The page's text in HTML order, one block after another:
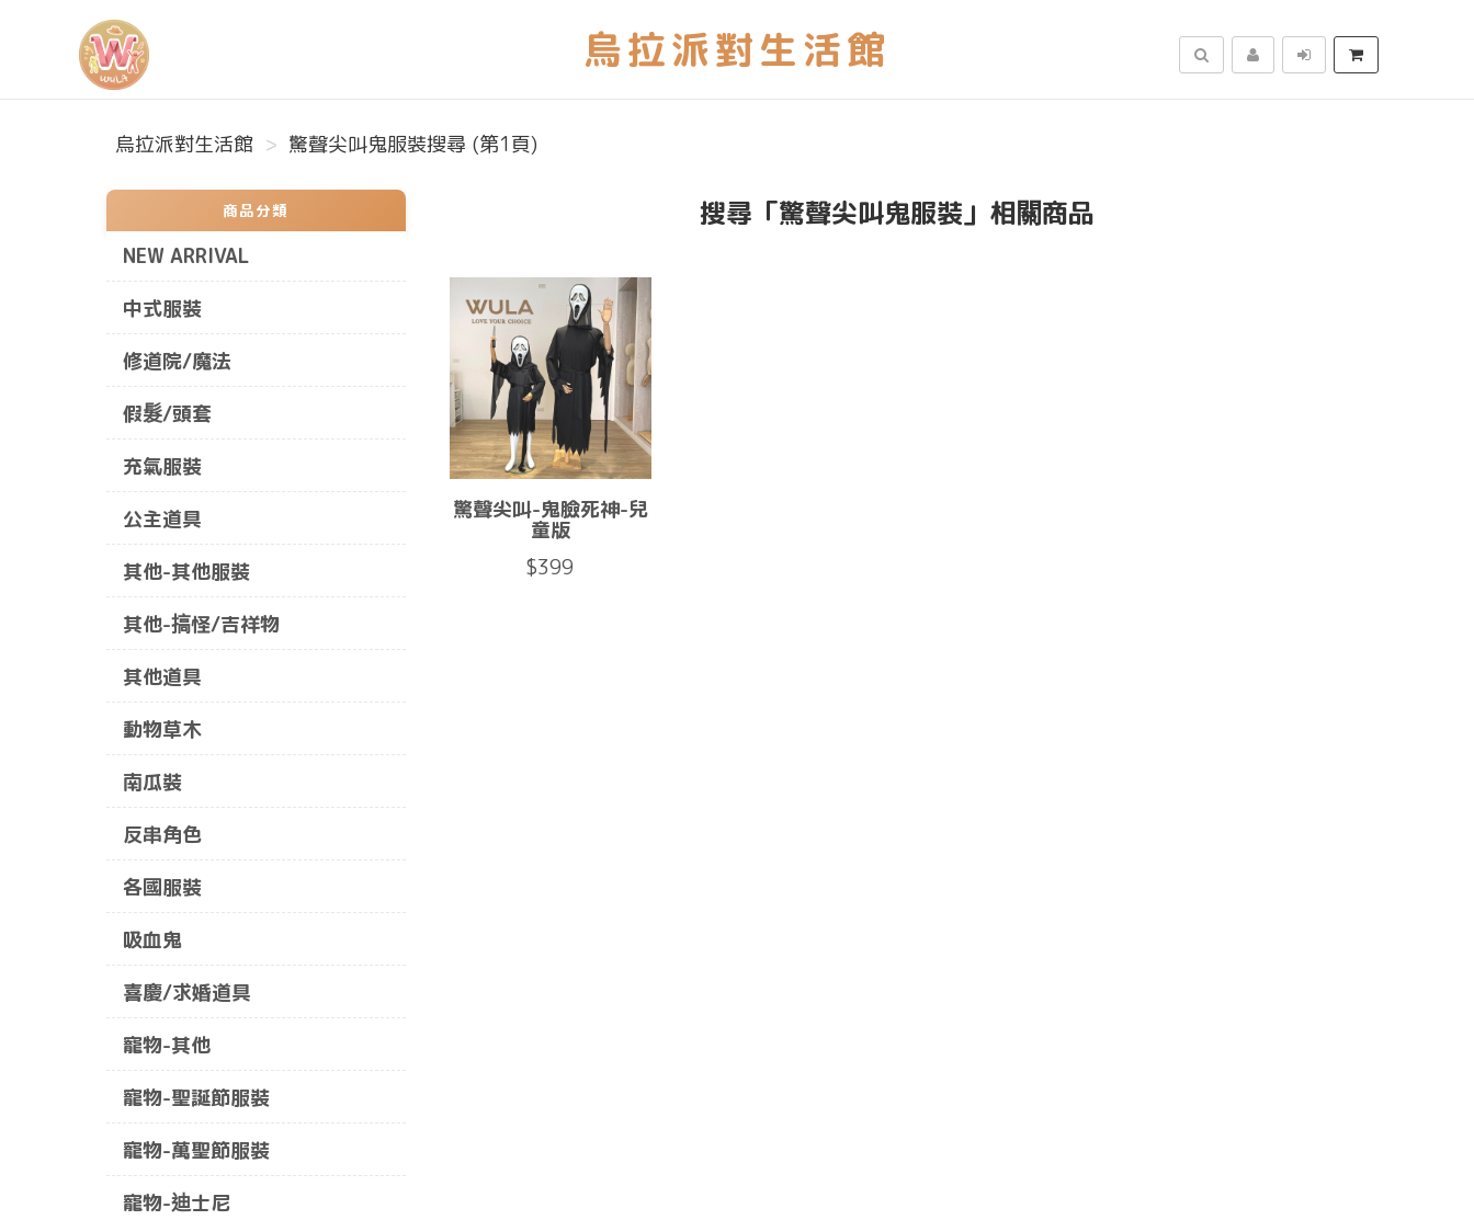
烏拉派對生活館
搜尋
烏拉派對生活館 驚聲尖叫鬼服裝搜尋 (第1頁)
商品分類
NEW ARRIVAL
中式服裝
修道院/魔法
假髮/頭套
充氣服裝
公主道具
其他-其他服裝
其他-搞怪/吉祥物
其他道具
動物草木
南瓜裝
反串角色
各國服裝
吸血鬼
喜慶/求婚道具
寵物-其他
寵物-聖誕節服裝
寵物-萬聖節服裝
寵物-迪士尼
搜尋「驚聲尖叫鬼服裝」相關商品
驚聲尖叫-鬼臉死神-兒
童版
$399